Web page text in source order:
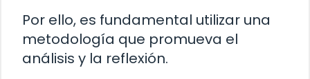
Por ello, es fundamental utilizar una
metodología que promueva el
análisis y la reflexión.